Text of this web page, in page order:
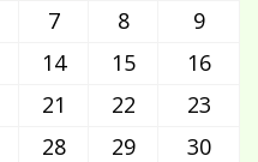
7 8
9
14 15
16
21 22
23
28 29
30